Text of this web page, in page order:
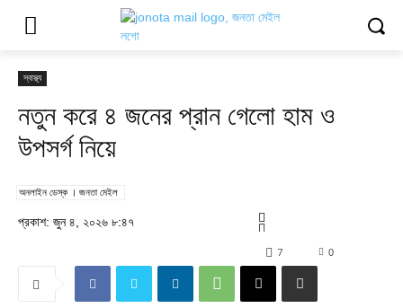
স্বাস্থ্য
নতুন করে ৪ জনের প্রান গেলো হাম ও
উপসর্গ নিয়ে
অনলাইন ডেস্ক । জনতা মেইল
প্রকাশ: জুন ৪, ২০২৬ ৮:৪৭
0
7